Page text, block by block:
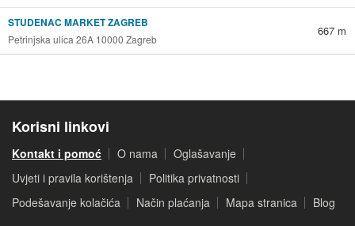
STUDENAC MARKET ZAGREB
Petrinjska ulica 26A 10000 Zagreb
667 m
Korisni linkovi
Kontakt i pomoć O nama
Oglašavanje
Uvjeti i pravila korištenja
Politika privatnosti
Podešavanje kolačića
Način plaćanja Mapa stranica Blog